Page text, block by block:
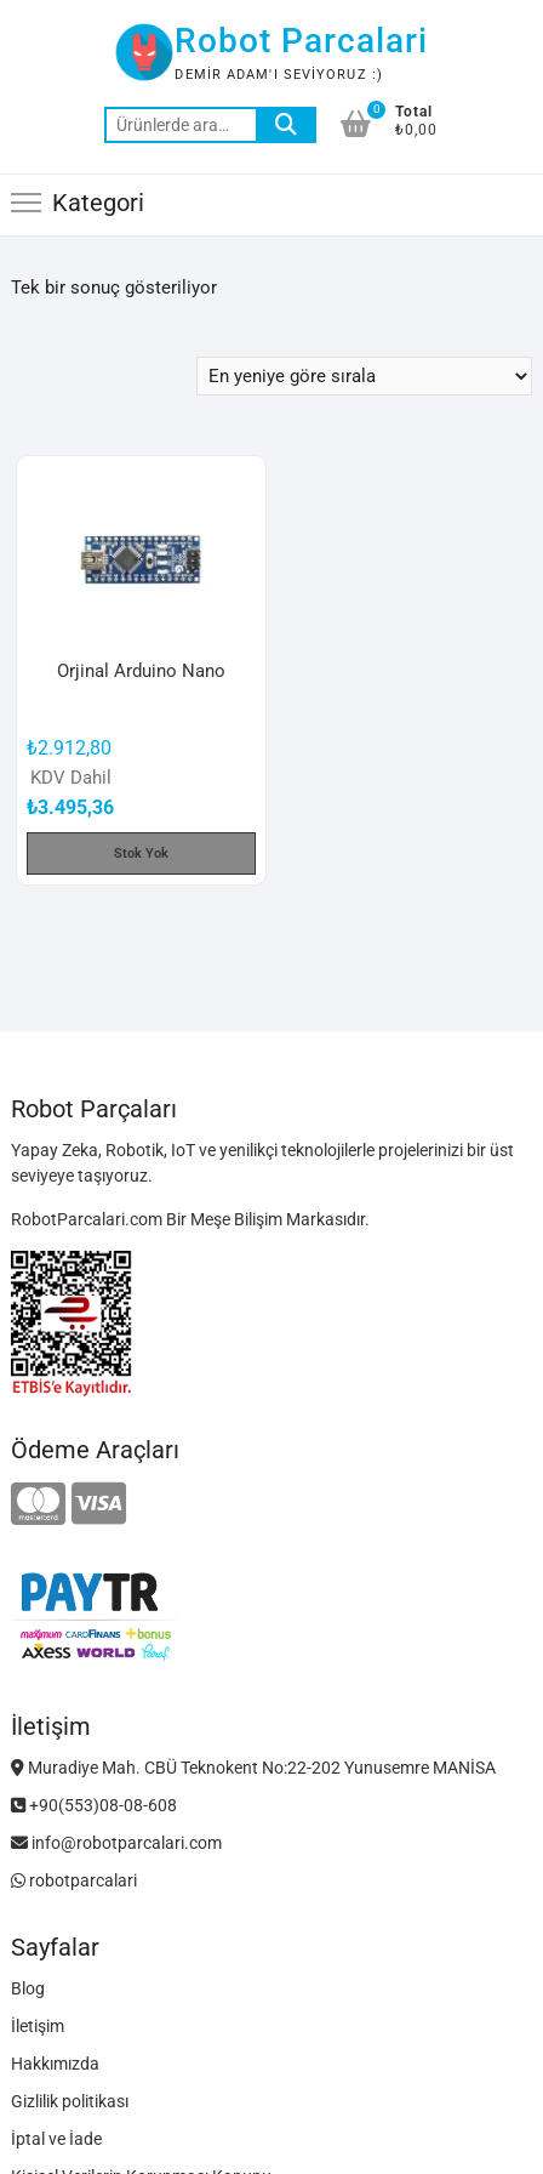
Robot Parcalari
DEMIR ADAM'I SEVIYORUZ :)
Ara:
0
Total
₺0,00
Kategori
Tek bir sonuç gösteriliyor
Orjinal Arduino Nano
₺2.912,80
KDV Dahil
₺3.495,36
Stok Yok
Robot Parçaları
Yapay Zeka, Robotik, IoT ve yenilikçi teknolojilerle projelerinizi bir üst
seviyeye taşıyoruz.
RobotParcalari.com Bir Meşe Bilişim Markasıdır.
Ödeme Araçları
İletişim
Muradiye Mah. CBÜ Teknokent No:22-202 Yunusemre MANİSA
+90(553)08-08-608
info@robotparcalari.com
robotparcalari
Sayfalar
Blog
İletişim
Hakkımızda
Gizlilik politikası
İptal ve İade